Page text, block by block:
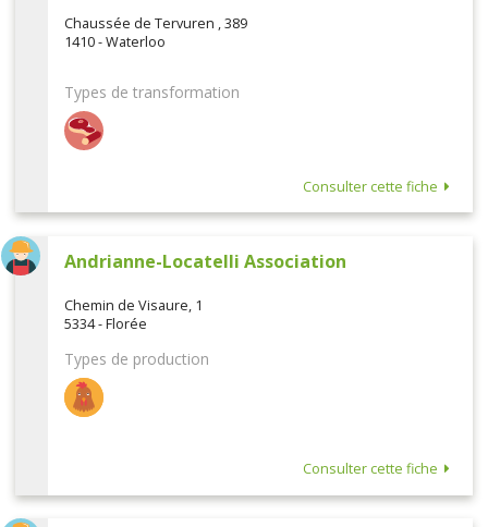
Chaussée de Tervuren , 389
1410 - Waterloo
Types de transformation
Consulter cette fiche
Andrianne-Locatelli Association
Chemin de Visaure, 1
5334 - Florée
Types de production
Consulter cette fiche